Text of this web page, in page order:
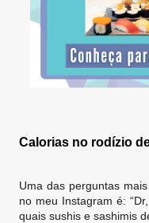
Calorias no rodízio
Uma das perguntas
no meu Instagram é:
quais sushis e sashimis